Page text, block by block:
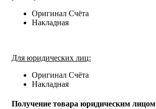
Оригинал Счёта
Накладная
Для юридических лиц:
Оригинал Счёта
Накладная
Получение товара юридическим лицом